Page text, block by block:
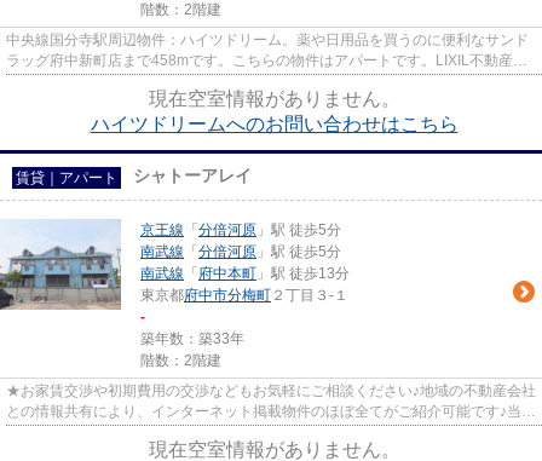
階数：2階建
中央線国分寺駅周辺物件：ハイツドリーム。薬や日用品を買うのに便利なサンド
ラッグ府中新町店まで458mです。こちらの物件はアパートです。LIXIL不動産シ
現在空室情報がありません。
ハイツドリームへのお問い合わせはこちら
賃貸｜アパート シャトーアレイ
京王線 「 分倍河原 」駅 徒歩5分
南武線 「 分倍河原 」駅 徒歩5分
南武線 「 府中本町 」駅 徒歩13分
東京都府中市分梅町 ２丁目３-１
-
築年数：築33年
階数：2階建
★お家賃交渉や初期費用の交渉などもお気軽にご相談ください♪地域の不動産会社
との情報共有により、インターネット掲載物件のほぼ全てがご紹介可能です♪当店
現在空室情報がありません。